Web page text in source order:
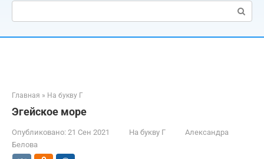
Поиск:
Главная » На букву Г
Эгейское море
Опубликовано: 21 Сен 2021 На букву Г
Александра
Белова